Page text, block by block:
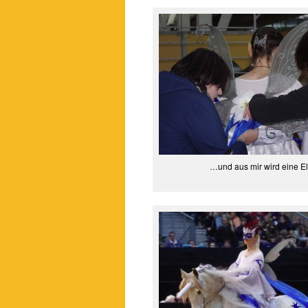
…und aus mir wird eine